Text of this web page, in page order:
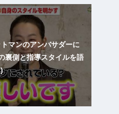
マンのアンバサダーに
側と指導スタイルを語